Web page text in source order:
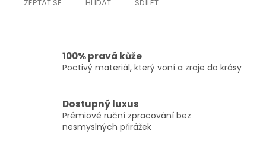
ZEPTAT SE HLÍDAT SDÍLET
100% pravá kůže
Poctivý materiál, který voní a zraje do krásy
Dostupný luxus
Prémiové ruční zpracování bez
nesmyslných přirážek